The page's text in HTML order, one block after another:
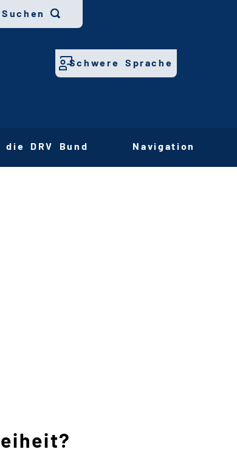
Schwere Sprache
Suchen
DRV Bund Navigation